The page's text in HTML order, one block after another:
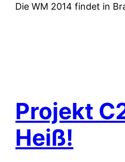
Die WM 2014 findet in
Projekt
Heiß!